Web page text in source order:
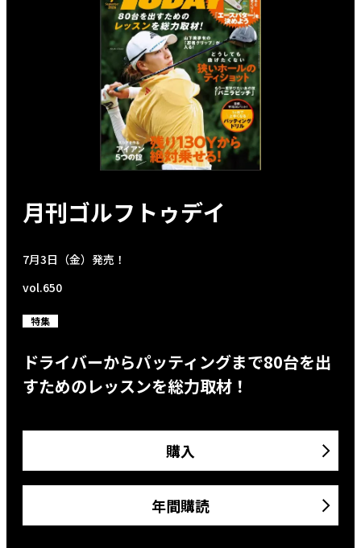
月刊ゴルフトゥデイ
7月3日（金）発売！
vol.650
特集
ドライバーからパッティングまで80台を出
すためのレッスンを総力取材！
購入
年間購読